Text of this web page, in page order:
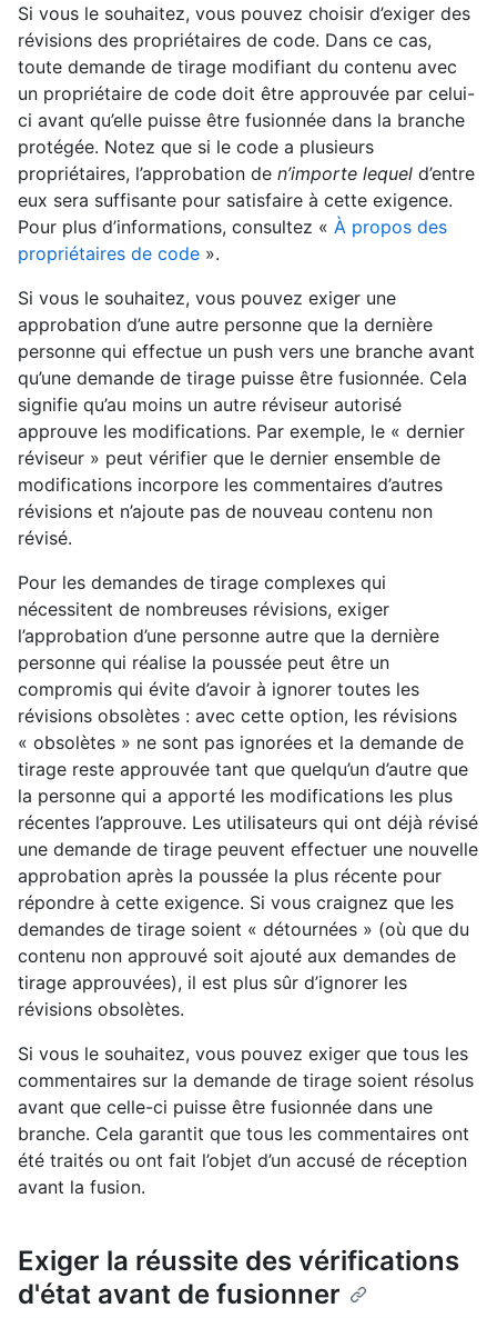
Si vous le souhaitez, vous pouvez choisir d’exiger des
révisions des propriétaires de code. Dans ce cas,
toute demande de tirage modifiant du contenu avec
un propriétaire de code doit être approuvée par celui-
ci avant qu’elle puisse être fusionnée dans la branche
protégée. Notez que si le code a plusieurs
propriétaires, l’approbation de n’importe lequel d’entre
eux sera suffisante pour satisfaire à cette exigence.
Pour plus d’informations, consultez « À propos des
propriétaires de code ».
Si vous le souhaitez, vous pouvez exiger une
approbation d’une autre personne que la dernière
personne qui effectue un push vers une branche avant
qu’une demande de tirage puisse être fusionnée. Cela
signifie qu’au moins un autre réviseur autorisé
approuve les modifications. Par exemple, le « dernier
réviseur » peut vérifier que le dernier ensemble de
modifications incorpore les commentaires d’autres
révisions et n’ajoute pas de nouveau contenu non
révisé.
Pour les demandes de tirage complexes qui
nécessitent de nombreuses révisions, exiger
l’approbation d’une personne autre que la dernière
personne qui réalise la poussée peut être un
compromis qui évite d’avoir à ignorer toutes les
révisions obsolètes : avec cette option, les révisions
« obsolètes » ne sont pas ignorées et la demande de
tirage reste approuvée tant que quelqu’un d’autre que
la personne qui a apporté les modifications les plus
récentes l’approuve. Les utilisateurs qui ont déjà révisé
une demande de tirage peuvent effectuer une nouvelle
approbation après la poussée la plus récente pour
répondre à cette exigence. Si vous craignez que les
demandes de tirage soient « détournées » (où que du
contenu non approuvé soit ajouté aux demandes de
tirage approuvées), il est plus sûr d’ignorer les
révisions obsolètes.
Si vous le souhaitez, vous pouvez exiger que tous les
commentaires sur la demande de tirage soient résolus
avant que celle-ci puisse être fusionnée dans une
branche. Cela garantit que tous les commentaires ont
été traités ou ont fait l’objet d’un accusé de réception
avant la fusion.
Exiger la réussite des vérifications
d'état avant de fusionner